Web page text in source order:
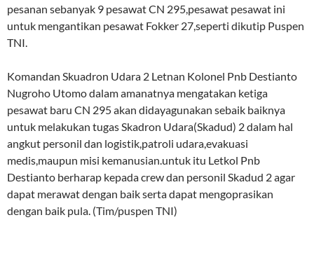
pesanan sebanyak 9 pesawat CN 295,pesawat pesawat ini
untuk mengantikan pesawat Fokker 27,seperti dikutip Puspen
TNI.
Komandan Skuadron Udara 2 Letnan Kolonel Pnb Destianto
Nugroho Utomo dalam amanatnya mengatakan ketiga
pesawat baru CN 295 akan didayagunakan sebaik baiknya
untuk melakukan tugas Skadron Udara(Skadud) 2 dalam hal
angkut personil dan logistik,patroli udara,evakuasi
medis,maupun misi kemanusian.untuk itu Letkol Pnb
Destianto berharap kepada crew dan personil Skadud 2 agar
dapat merawat dengan baik serta dapat mengoprasikan
dengan baik pula. (Tim/puspen TNI)